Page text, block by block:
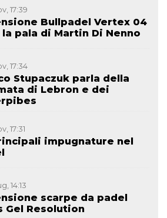
17:39
Bullpadel Vertex 04
la pala di Martin Di Nenno
17:34
Stupaczuk parla della
di Lebron e dei
17:31
impugnature nel
14:13
scarpe da padel
Gel Resolution